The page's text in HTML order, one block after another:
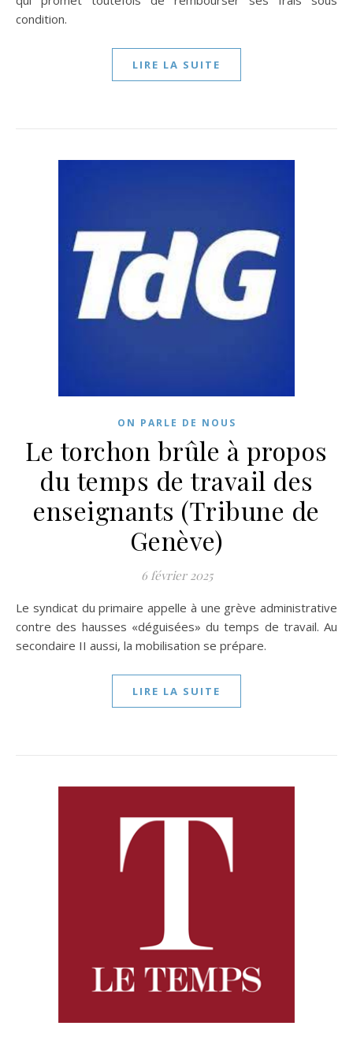
condition.
LIRE LA SUITE
ON PARLE DE NOUS
Le torchon brûle à propos
du temps de travail des
enseignants (Tribune de
Genève)
6 février 2025
Le syndicat du primaire appelle à une grève administrative
contre des hausses «déguisées» du temps de travail. Au
secondaire II aussi, la mobilisation se prépare.
LIRE LA SUITE